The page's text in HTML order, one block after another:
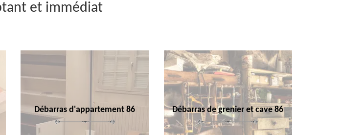
et immédiat
Débarras d'appartement 86 Débarras de grenier et cave 86